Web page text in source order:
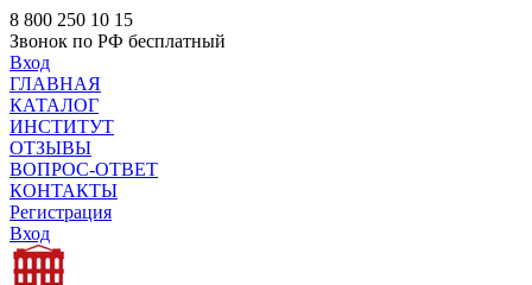
8 800 250 10 15
Звонок по РФ бесплатный
Вход
ГЛАВНАЯ
КАТАЛОГ
ИНСТИТУТ
ОТЗЫВЫ
ВОПРОС-ОТВЕТ
КОНТАКТЫ
Регистрация
Вход